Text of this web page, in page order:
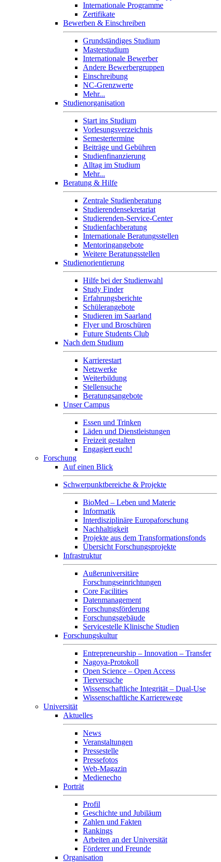
Internationale Programme
Zertifikate
Bewerben & Einschreiben
Grundständiges Studium
Masterstudium
Internationale Bewerber
Andere Bewerbergruppen
Einschreibung
NC-Grenzwerte
Mehr...
Studienorganisation
Start ins Studium
Vorlesungsverzeichnis
Semestertermine
Beiträge und Gebühren
Studienfinanzierung
Alltag im Studium
Mehr...
Beratung & Hilfe
Zentrale Studienberatung
Studierendensekretariat
Studierenden-Service-Center
Studienfachberatung
Internationale Beratungsstellen
Mentoringangebote
Weitere Beratungsstellen
Studienorientierung
Hilfe bei der Studienwahl
Study Finder
Erfahrungsberichte
Schülerangebote
Studieren im Saarland
Flyer und Broschüren
Future Students Club
Nach dem Studium
Karrierestart
Netzwerke
Weiterbildung
Stellensuche
Beratungsangebote
Unser Campus
Essen und Trinken
Läden und Dienstleistungen
Freizeit gestalten
Engagiert euch!
Forschung
Auf einen Blick
Schwerpunktbereiche & Projekte
BioMed – Leben und Materie
Informatik
Interdisziplinäre Europaforschung
Nachhaltigkeit
Projekte aus dem Transformationsfonds
Übersicht Forschungsprojekte
Infrastruktur
Außeruniversitäre
Forschungseinrichtungen
Core Facilities
Datenmanagement
Forschungsförderung
Forschungsgebäude
Servicestelle Klinische Studien
Forschungskultur
Entrepreneurship – Innovation – Transfer
Nagoya-Protokoll
Open Science – Open Access
Tierversuche
Wissenschaftliche Integrität – Dual-Use
Wissenschaftliche Karrierewege
Universität
Aktuelles
News
Veranstaltungen
Pressestelle
Pressefotos
Web-Magazin
Medienecho
Porträt
Profil
Geschichte und Jubiläum
Zahlen und Fakten
Rankings
Arbeiten an der Universität
Förderer und Freunde
Organisation